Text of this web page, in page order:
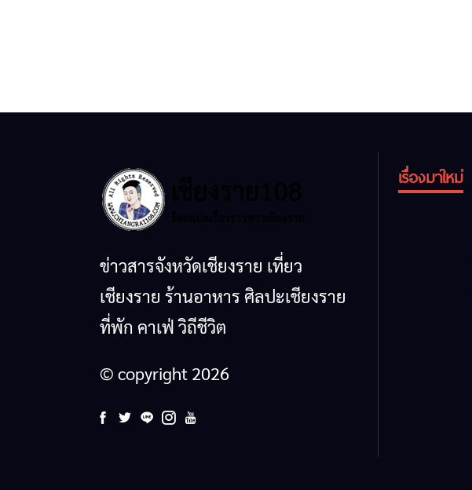
ข่าวสารจังหวัดเชียงราย เที่ยว
เชียงราย ร้านอาหาร ศิลปะเชียงราย
ที่พัก คาเฟ่ วิถีชีวิต
© copyright 2026
เรื่องมาใหม่